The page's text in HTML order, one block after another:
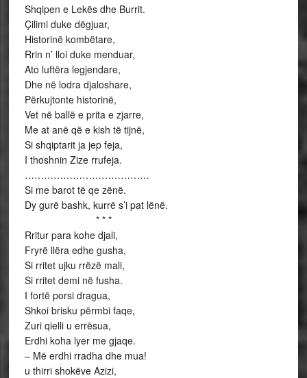
Shqipen e Lekës dhe Burrit.
Çilimi duke dëgjuar,
Historinë kombëtare,
Rrin n’ lloi duke menduar,
Ato luftëra legjendare,
Dhe në lodra djaloshare,
Përkujtonte historinë,
Vet në ballë e prita e zjarre,
Me at anë që e kish të tijnë,
Si shqiptarit ja jep feja,
I thoshnin Zize rrufeja.
…………………………………
Si me barot të qe zënë.
Dy gurë bashk, kurrë s’i pat lënë.
* * *
Rritur para kohe djali,
Fryrë llëra edhe gusha,
Si rritet ujku rrëzë mali,
Si rritet demi në fusha.
I fortë porsi dragua,
Shkoi brisku përmbi faqe,
Zuri qielli u errësua,
Erdhi koha lyer me gjaqe.
– Më erdhi rradha dhe mua!
u thirri shokëve Azizi,